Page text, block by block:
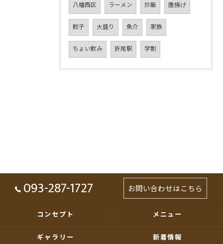
八幡西区 ラーメン 炒飯 唐揚げ
餃子 大盛り 魚介 家族
ちょい飲み 折尾駅 学割
093-287-1727 お問い合わせはこちら
コンセプト メニュー
ギャラリー 新着情報